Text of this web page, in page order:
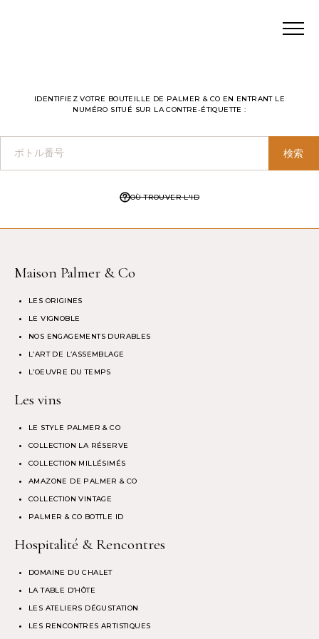
IDENTIFIEZ VOTRE BOUTEILLE DE PALMER & CO EN ENTRANT LE
NUMÉRO SITUÉ SUR LA CONTRE-ÉTIQUETTE :
ボトル番号 検索
OÙ TROUVER L'ID
Maison Palmer & Co
LES ORIGINES
LE VIGNOBLE
NOS ENGAGEMENTS DURABLES
L’ART DE L’ASSEMBLAGE
L’OEUVRE DU TEMPS
Les vins
LE STYLE PALMER & CO
COLLECTION LA RÉSERVE
COLLECTION MILLÉSIMÉS
AMAZONE DE PALMER & CO
COLLECTION VINTAGE
PALMER & CO BOTTLE ID
Hospitalité & Rencontres
DOMAINE DU CHALET
LA TABLE D’HÔTE
LES ATELIERS DÉGUSTATION
LES RENCONTRES ARTISTIQUES